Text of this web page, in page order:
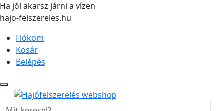
Ha jól akarsz járni a vízen
hajo-felszereles.hu
Fiókom
Kosár
Belépés